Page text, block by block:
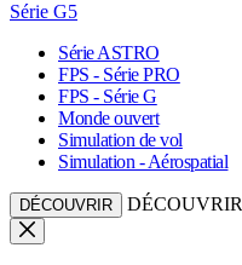
Série G5
Série ASTRO
FPS - Série PRO
FPS - Série G
Monde ouvert
Simulation de vol
Simulation - Aérospatial
DÉCOUVRIR DÉCOUVRIR